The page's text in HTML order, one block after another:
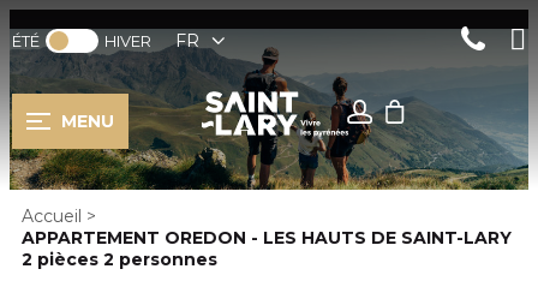
ÉTÉ HIVER FR
MENU
Accueil >
APPARTEMENT OREDON - LES HAUTS DE SAINT-LARY
2 pièces 2 personnes